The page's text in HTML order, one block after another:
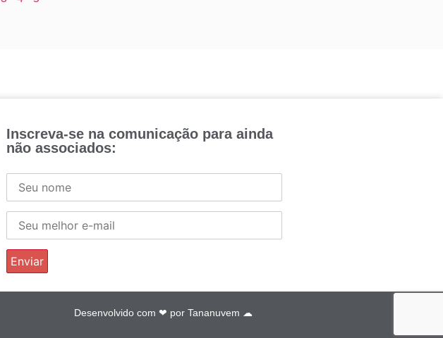
Inscreva-se na comunicação para ainda
não associados:
Desenvolvido com ❤ por Tananuvem ☁